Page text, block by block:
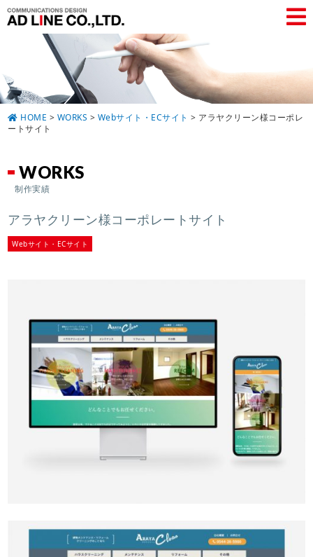
HOME > WORKS > Webサイト・ECサイト > アラヤクリーン様コーポレ
ートサイト
WORKS
制作実績
アラヤクリーン様コーポレートサイト
Webサイト・ECサイト